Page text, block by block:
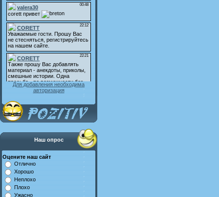
Для добавления необходима
авторизация
Наш опрос
Оцените наш сайт
Отлично
Хорошо
Неплохо
Плохо
Ужасно